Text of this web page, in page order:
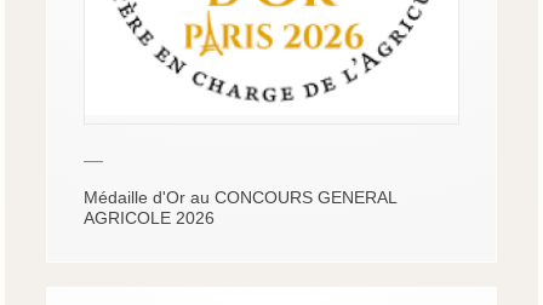
—
Médaille d'Or au CONCOURS GENERAL
AGRICOLE 2026